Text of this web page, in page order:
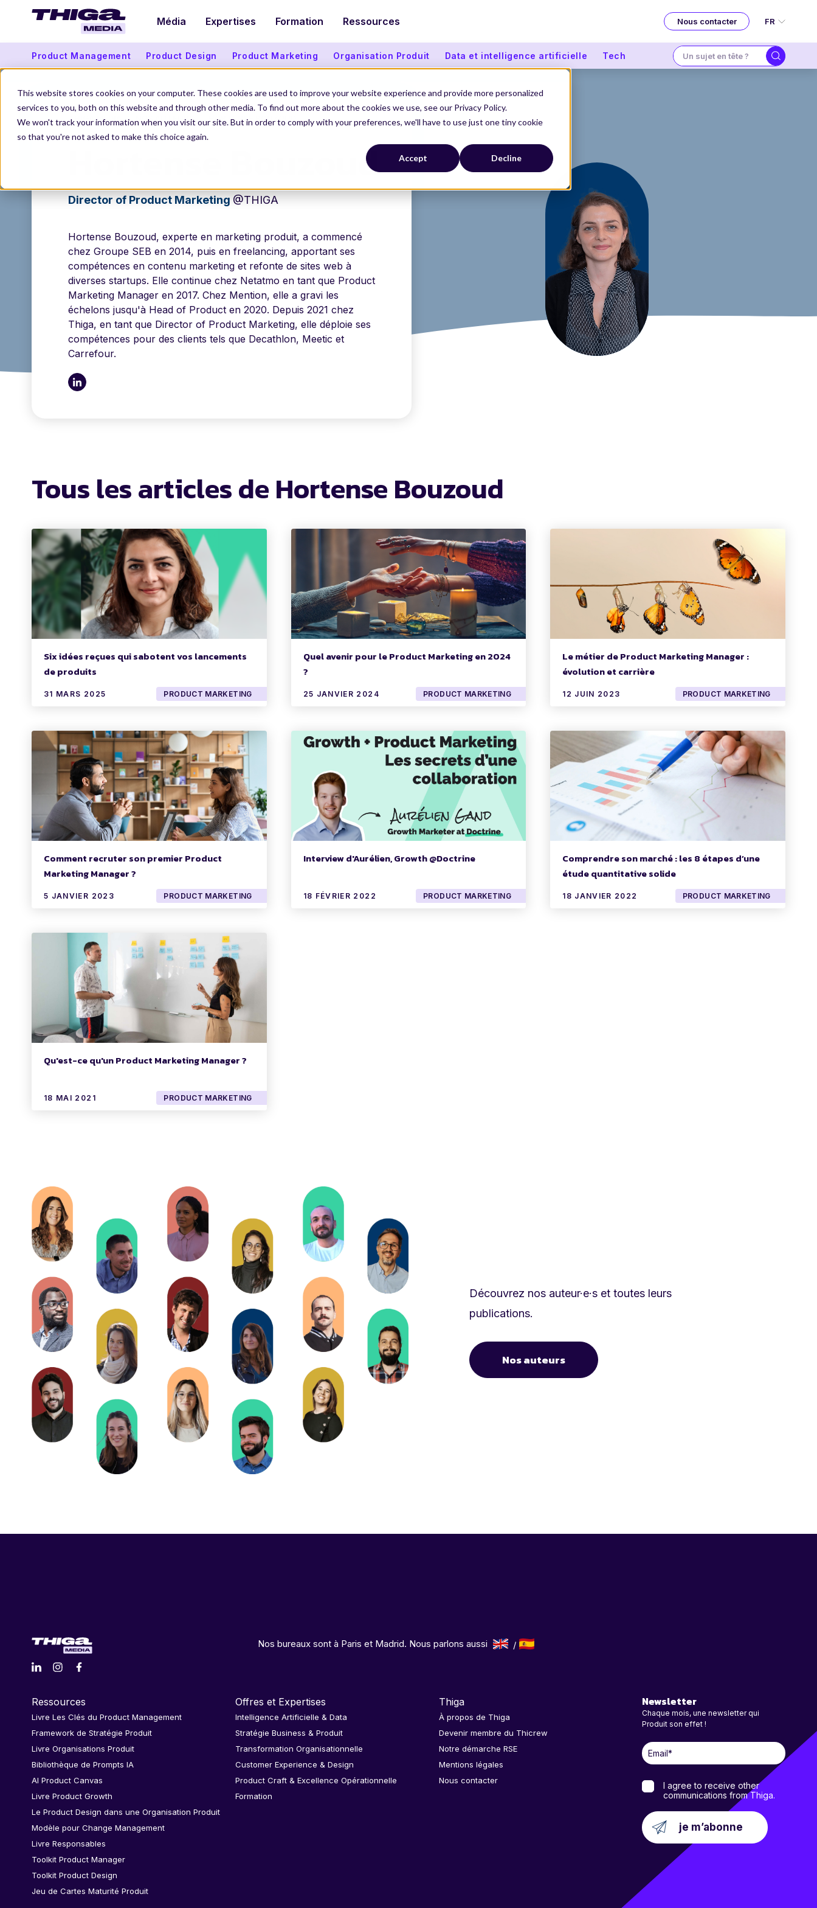
This website stores cookies on your computer. These cookies are used to improve your website experience and provide more personalized
services to you, both on this website and through other media. To find out more about the cookies we use, see our Privacy Policy.
We won't track your information when you visit our site. But in order to comply with your preferences, we'll have to use just one tiny cookie
so that you're not asked to make this choice again.
Accept Decline
Média Expertises Formation Ressources Nous contacter FR
Product Management Product Design Product Marketing Organisation Produit Data et intelligence artificielle Tech
THIGA MEDIA NOS AUTEURS HORTENSE BOUZOUD
Hortense Bouzoud
Director of Product Marketing @THIGA
Hortense Bouzoud, experte en marketing produit, a commencé
chez Groupe SEB en 2014, puis en freelancing, apportant ses
compétences en contenu marketing et refonte de sites web à
diverses startups. Elle continue chez Netatmo en tant que Product
Marketing Manager en 2017. Chez Mention, elle a gravi les
échelons jusqu'à Head of Product en 2020. Depuis 2021 chez
Thiga, en tant que Director of Product Marketing, elle déploie ses
compétences pour des clients tels que Decathlon, Meetic et
Carrefour.
Tous les articles de Hortense Bouzoud
Six idées reçues qui sabotent vos lancements
de produits
31 MARS 2025 PRODUCT MARKETING
Quel avenir pour le Product Marketing en 2024
?
25 JANVIER 2024 PRODUCT MARKETING
Le métier de Product Marketing Manager :
évolution et carrière
12 JUIN 2023 PRODUCT MARKETING
Comment recruter son premier Product
Marketing Manager ?
5 JANVIER 2023 PRODUCT MARKETING
Interview d'Aurélien, Growth @Doctrine
18 FÉVRIER 2022 PRODUCT MARKETING
Comprendre son marché : les 8 étapes d’une
étude quantitative solide
18 JANVIER 2022 PRODUCT MARKETING
Qu'est-ce qu'un Product Marketing Manager ?
18 MAI 2021 PRODUCT MARKETING
Découvrez nos auteur·e·s et toutes leurs
publications.
Nos auteurs
Nos bureaux sont à Paris et Madrid. Nous parlons aussi
Ressources
Livre Les Clés du Product Management
Framework de Stratégie Produit
Livre Organisations Produit
Bibliothèque de Prompts IA
AI Product Canvas
Livre Product Growth
Le Product Design dans une Organisation Produit
Modèle pour Change Management
Livre Responsables
Toolkit Product Manager
Toolkit Product Design
Jeu de Cartes Maturité Produit
Offres et Expertises
Intelligence Artificielle & Data
Stratégie Business & Produit
Transformation Organisationnelle
Customer Experience & Design
Product Craft & Excellence Opérationnelle
Formation
Thiga
À propos de Thiga
Devenir membre du Thicrew
Notre démarche RSE
Mentions légales
Nous contacter
Newsletter
Chaque mois, une newsletter qui
Produit son effet !
I agree to receive other
communications from Thiga.